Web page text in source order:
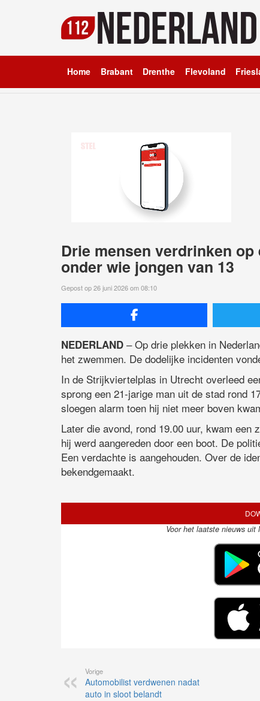
Home Brabant Drenthe Flevoland
Drie mensen verdrinken
onder wie jongen van 13
Gepost op 26 juni 2026 om 08:10
NEDERLAND – Op drie plekken in
het zwemmen. De dodelijke incidenten
In de Strijkviertelplas in Utrecht overleed
sprong een 21-jarige man uit de stad rond
sloegen alarm toen hij niet meer boven
Later die avond, rond 19.00 uur, kwam een
hij werd aangereden door een boot. De
Een verdachte is aangehouden. Over de
bekendgemaakt.
Voor het laatste nieuws uit
Vorige
Automobilist verdwenen nadat
auto in sloot belandt